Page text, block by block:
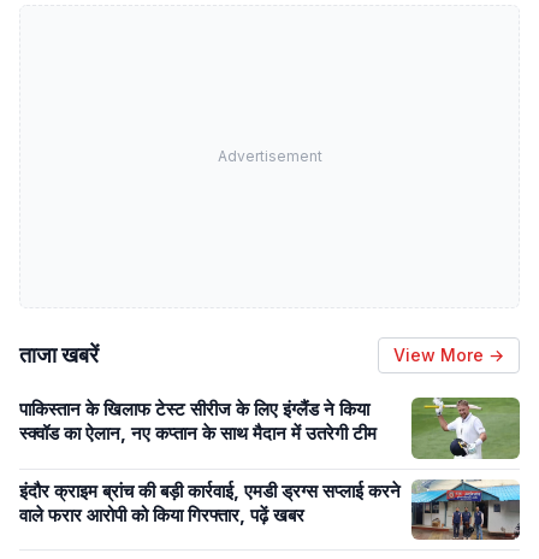
Advertisement
ताजा खबरें View More →
पाकिस्तान के खिलाफ टेस्ट सीरीज के लिए इंग्लैंड ने किया
स्क्वॉड का ऐलान, नए कप्तान के साथ मैदान में उतरेगी टीम
इंदौर क्राइम ब्रांच की बड़ी कार्रवाई, एमडी ड्रग्स सप्लाई करने
वाले फरार आरोपी को किया गिरफ्तार, पढ़ें खबर